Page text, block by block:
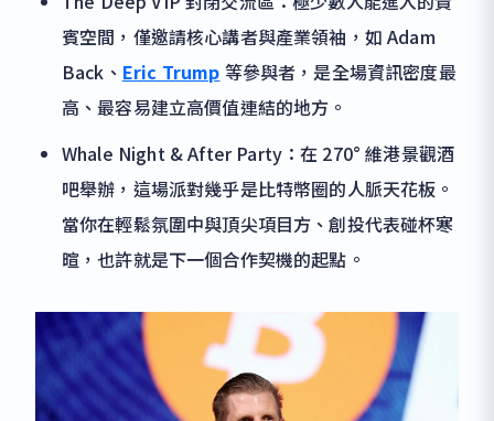
賓空間，僅邀請核心講者與產業領袖，如 Adam
Back、 Eric Trump 等參與者，是全場資訊密度最
高、最容易建立高價值連結的地方。
Whale Night & After Party：在 270° 維港景觀酒
吧舉辦，這場派對幾乎是比特幣圈的人脈天花板。
當你在輕鬆氛圍中與頂尖項目方、創投代表碰杯寒
暄，也許就是下一個合作契機的起點。